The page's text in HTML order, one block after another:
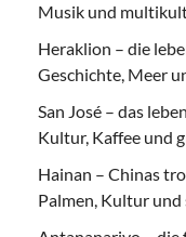
Musik und
Heraklion – die
Geschichte, Meer
San José – das
Kultur, Kaffee und
Hainan – Chinas
Palmen, Kultur